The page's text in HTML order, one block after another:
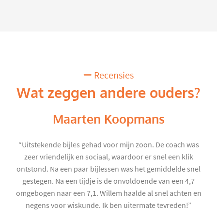
Recensies
Wat zeggen andere ouders?
Maarten Koopmans
“Uitstekende bijles gehad voor mijn zoon. De coach was
zeer vriendelijk en sociaal, waardoor er snel een klik
ontstond. Na een paar bijlessen was het gemiddelde snel
gestegen. Na een tijdje is de onvoldoende van een 4,7
omgebogen naar een 7,1. Willem haalde al snel achten en
negens voor wiskunde. Ik ben uitermate tevreden!”